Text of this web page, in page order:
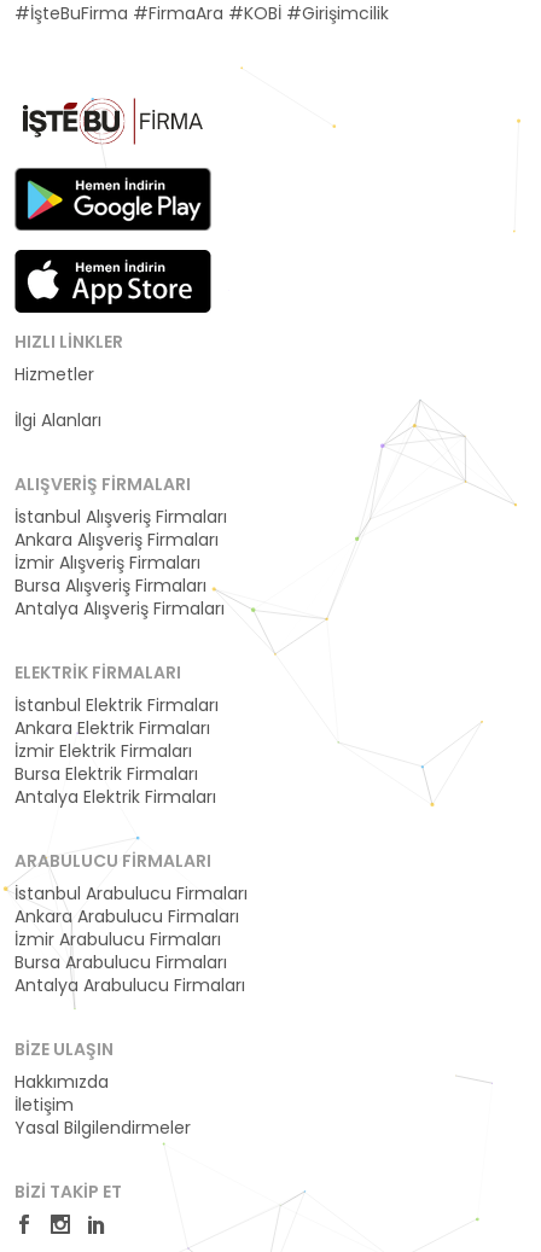
#İşteBuFirma #FirmaAra #KOBİ #Girişimcilik
HIZLI LINKLER
Hizmetler
İlgi Alanları
ALIŞVERIŞ FIRMALARI
İstanbul Alışveriş Firmaları
Ankara Alışveriş Firmaları
İzmir Alışveriş Firmaları
Bursa Alışveriş Firmaları
Antalya Alışveriş Firmaları
ELEKTRIK FIRMALARI
İstanbul Elektrik Firmaları
Ankara Elektrik Firmaları
İzmir Elektrik Firmaları
Bursa Elektrik Firmaları
Antalya Elektrik Firmaları
ARABULUCU FIRMALARI
İstanbul Arabulucu Firmaları
Ankara Arabulucu Firmaları
İzmir Arabulucu Firmaları
Bursa Arabulucu Firmaları
Antalya Arabulucu Firmaları
BIZE ULAŞIN
Hakkımızda
İletişim
Yasal Bilgilendirmeler
BIZI TAKIP ET